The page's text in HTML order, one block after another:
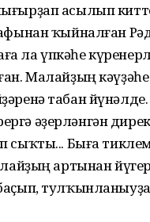
асылып
ҡыйналған
ла үпкәһе
Малайҙың
табан йүнәлде.
әҙерләнгән
Быға тиклем
артынан